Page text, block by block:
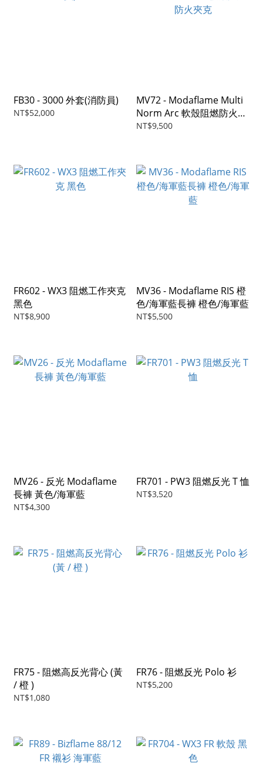
FB30 - 3000 外套(消防員)
NT$52,000
MV72 - Modaflame Multi
Norm Arc 軟殼阻燃防火夾
克
NT$9,500
FR602 - WX3 阻燃工作夾克
黑色
NT$8,900
MV36 - Modaflame RIS 橙
色/海軍藍長褲 橙色/海軍藍
NT$5,500
MV26 - 反光 Modaflame
長褲 黃色/海軍藍
NT$4,300
FR701 - PW3 阻燃反光 T 恤
NT$3,520
FR75 - 阻燃高反光背心 (黃
/ 橙 )
NT$1,080
FR76 - 阻燃反光 Polo 衫
NT$5,200